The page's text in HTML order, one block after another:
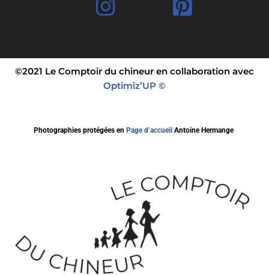
©2021 Le Comptoir du chineur en collaboration avec
Optimiz’UP ©
Photographies protégées en Page d’accueil Antoine Hermange